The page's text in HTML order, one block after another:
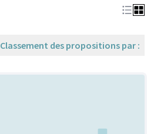
Classement des propositions par :